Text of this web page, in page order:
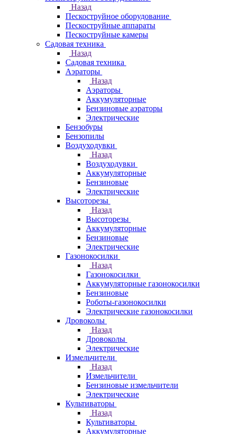
Назад
Пескоструйное оборудование
Пескоструйные аппараты
Пескоструйные камеры
Садовая техника
Назад
Садовая техника
Аэраторы
Назад
Аэраторы
Аккумуляторные
Бензиновые аэраторы
Электрические
Бензобуры
Бензопилы
Воздуходувки
Назад
Воздуходувки
Аккумуляторные
Бензиновые
Электрические
Высоторезы
Назад
Высоторезы
Аккумуляторные
Бензиновые
Электрические
Газонокосилки
Назад
Газонокосилки
Аккумуляторные газонокосилки
Бензиновые
Роботы-газонокосилки
Электрические газонокосилки
Дровоколы
Назад
Дровоколы
Электрические
Измельчители
Назад
Измельчители
Бензиновые измельчители
Электрические
Культиваторы
Назад
Культиваторы
Аккумуляторные